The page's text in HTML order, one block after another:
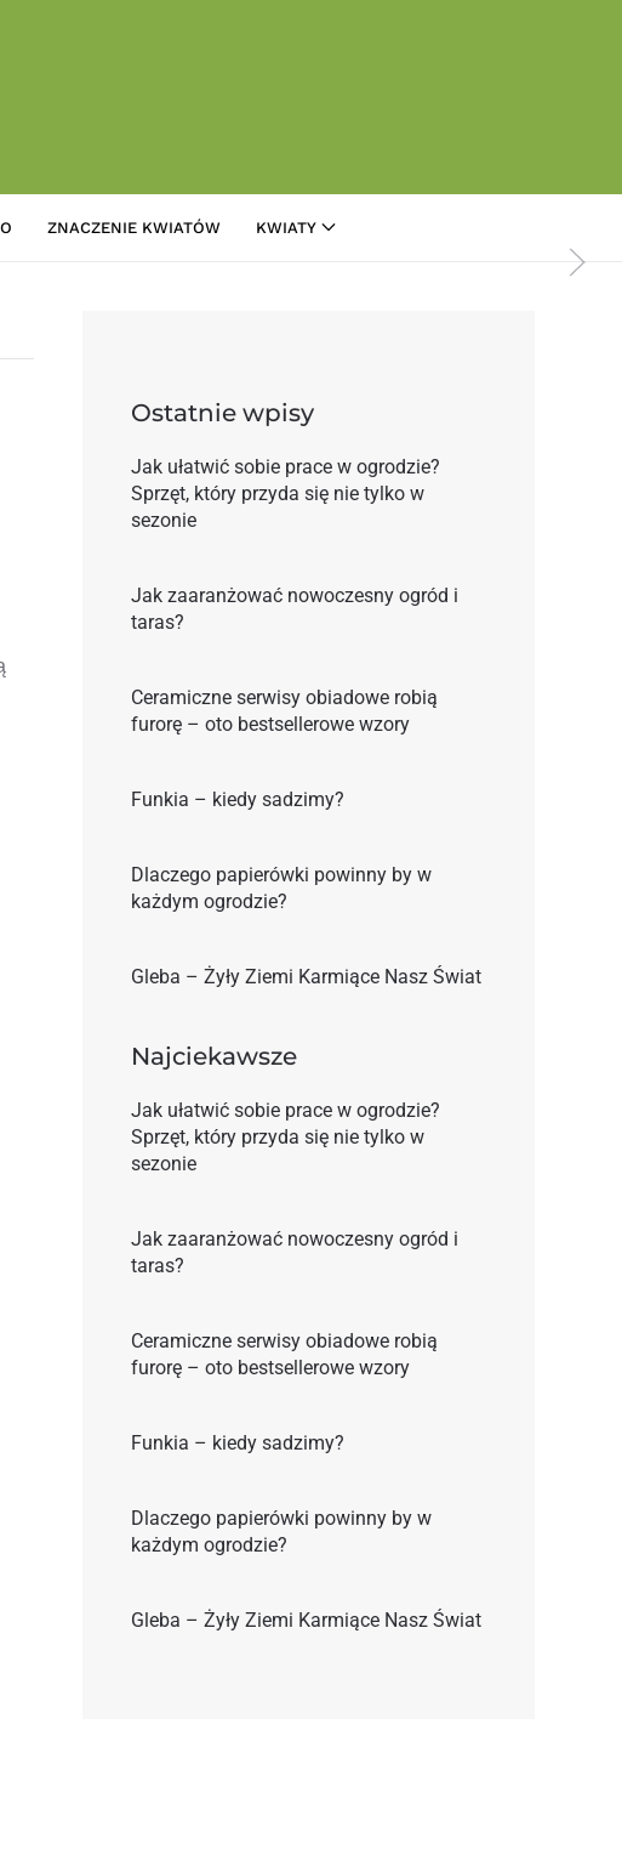
ZNACZENIE KWIATÓW KWIATY
Ostatnie wpisy
Jak ułatwić sobie prace w ogrodzie?
Sprzęt, który przyda się nie tylko w
sezonie
Jak zaaranżować nowoczesny ogród i
taras?
Ceramiczne serwisy obiadowe robią
furorę – oto bestsellerowe wzory
Funkia – kiedy sadzimy?
Dlaczego papierówki powinny by w
każdym ogrodzie?
Gleba – Żyły Ziemi Karmiące Nasz Świat
Najciekawsze
Jak ułatwić sobie prace w ogrodzie?
Sprzęt, który przyda się nie tylko w
sezonie
Jak zaaranżować nowoczesny ogród i
taras?
Ceramiczne serwisy obiadowe robią
furorę – oto bestsellerowe wzory
Funkia – kiedy sadzimy?
Dlaczego papierówki powinny by w
każdym ogrodzie?
Gleba – Żyły Ziemi Karmiące Nasz Świat